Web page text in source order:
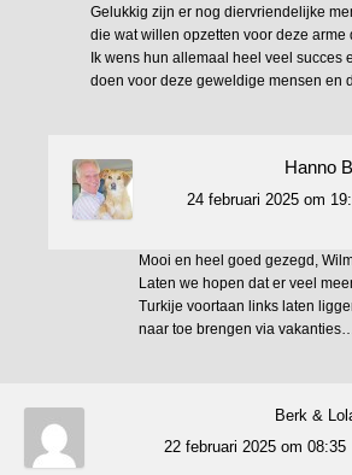
Gelukkig zijn er nog diervriendelijke
die wat willen opzetten voor deze arme
Ik wens hun allemaal heel veel succes
doen voor deze geweldige mensen en
Hanno
24 februari 2025 om
Mooi en heel goed gezegd,
Laten we hopen dat er veel
Turkije voortaan links laten
naar toe brengen via
Berk &
22 februari 2025 om 08:35